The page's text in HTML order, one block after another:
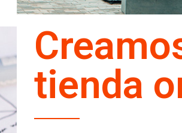
tienda